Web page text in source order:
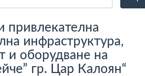
привлекателна
инфраструктура,
и оборудване на
гр. Цар Калоян“